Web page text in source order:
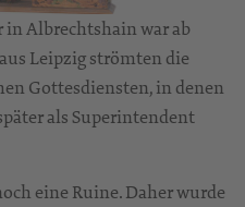
in Albrechtshain war ab
Leipzig strömten die
Gottesdiensten, in denen
als Superintendent
eine Ruine. Daher wurde